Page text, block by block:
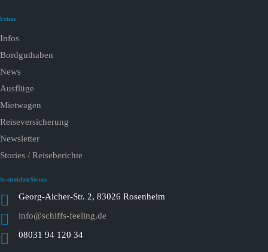
Extras
Infos
Bordguthaben
News
Ausflüge
Mietwagen
Reiseversicherung
Newsletter
Stories / Reiseberichte
So erreichen Sie uns
Georg-Aicher-Str. 2, 83026 Rosenheim
info@schiffs-feeling.de
08031 94 120 34